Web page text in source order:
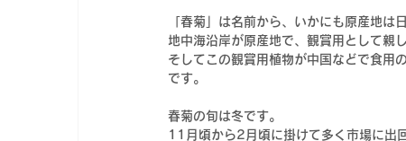
「春菊」は名前から、いかにも原産地
地中海沿岸が原産地で、観賞用として親
そしてこの観賞用植物が中国などで食用
です。
春菊の旬は冬です。
11月頃から2月頃に掛けて多く市場に出